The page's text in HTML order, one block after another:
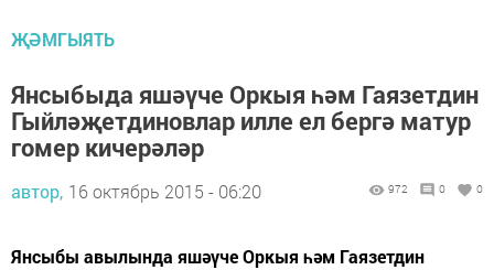
ҖӘМГЫЯТЬ
Янсыбыда яшәүче Оркыя һәм Гаязетдин
Гыйләҗетдиновлар илле ел бергә матур
гомер кичерәләр
автор, 16 октябрь 2015 - 06:20 972 0 0
Янсыбы авылында яшәүче Оркыя һәм Гаязетдин